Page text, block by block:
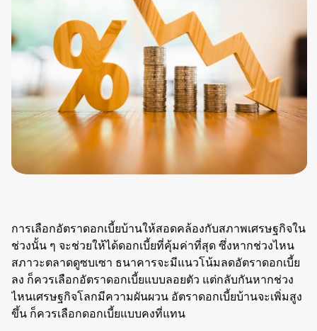
การเลือกอัตราดอกเบี้ยบ้านให้สอดคล้องกับสภาพเศรษฐกิจใน
ช่วงนั้น ๆ จะช่วยให้ได้ดอกเบี้ยที่คุ้มค่าที่สุด ซึ่งหากช่วงไหน
สภาวะตลาดดูซบเซา ธนาคารจะมีแนวโน้มลดอัตราดอกเบี้ย
ลง ก็ควรเลือกอัตราดอกเบี้ยแบบลอยตัว แต่กลับกันหากช่วง
ไหนเศรษฐกิจโลกมีความผันผวน อัตราดอกเบี้ยบ้านจะเพิ่มสูง
ขึ้น ก็ควรเลือกดอกเบี้ยแบบคงที่แทน